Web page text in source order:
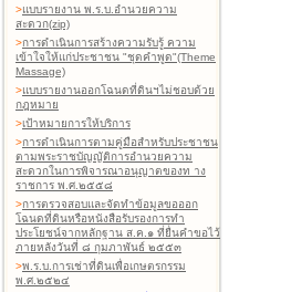
>แบบรายงาน พ.ร.บ.อำนวยความ
สะดวก(zip)
>การดำเนินการสร้างความรับรู้ ความ
เข้าใจให้แก่ประชาชน "ชุดคำพูด"(Theme
Massage)
>แบบรายงานออกโฉนดที่ดินฯไม่ชอบด้วย
กฎหมาย
>เป้าหมายการให้บริการ
>การดำเนินการตามคู่มือสำหรับประชาชน
ตามพระราชบัญญัติการอำนวยความ
สะดวกในการพิจารณาอนุญาตของท าง
ราชการ พ.ศ.๒๕๕๘
>การตรวจสอบและจัดทำข้อมูลขอออก
โฉนดที่ดินหรือหนังสือรับรองการทำ
ประโยชน์จากหลักฐาน ส.ค.๑ ที่ยื่นคำขอไว้
ภายหลังวันที่ ๘ กุมภาพันธ์ ๒๕๕๓
>พ.ร.บ.การเช่าที่ดินเพื่อเกษตรกรรม
พ.ศ.๒๕๒๔